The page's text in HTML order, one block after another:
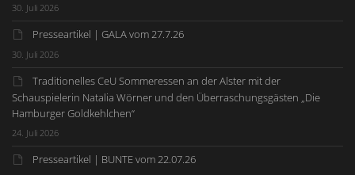
30. Juli 2026
Presseartikel | GALA vom 27.7.26
30. Juli 2026
Traditionelles CeU Sommeressen an der Alster mit der
Schauspielerin Natalia Wörner und den Überraschungsgästen „Die
Hamburger Goldkehlchen“
24. Juli 2026
Presseartikel | BUNTE vom 22.07.26